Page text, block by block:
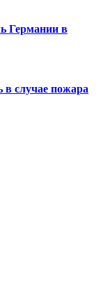
Германии в
в случае пожара